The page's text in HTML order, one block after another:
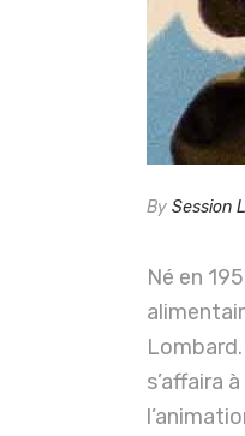
By Session
Né en
s’affaira